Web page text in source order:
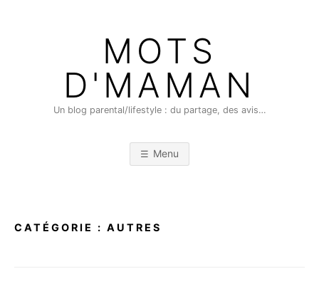
MOTS
D'MAMAN
Un blog parental/lifestyle : du partage, des avis…
Menu
CATÉGORIE : AUTRES